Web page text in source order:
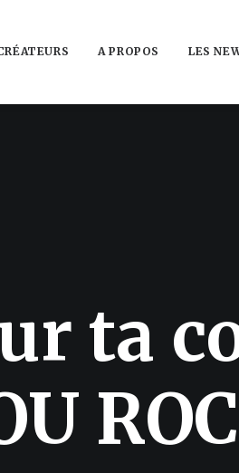
A PROPOS LES
r ta c
U ROC